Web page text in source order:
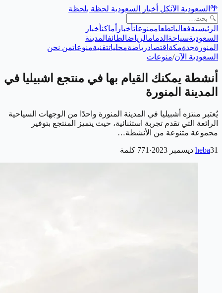
🌴 السعودية الآنكل أخبار السعودية لحظة بلحظة
الرئيسيةفعالياتطعاممنوعاتأخبار أماكنأخبار
السعوديةسياحة الدمامالرياضالطائفالمدينة
المنورةجدةمكة اقتصادرياضةمحلياتتقنيةمنوعاتمن نحن
السعودية الآن/منوعات
أنشطة يمكنك القيام بها في منتجع اشبيليا في
المدينة المنورة
يُعتبر منتزه أشبيليا في المدينة المنورة واحدًا من الوجهات السياحية
الرائعة التي تقدم تجربة استثنائية، حيث يتميز المنتجع بتوفير
مجموعة متنوعة من الأنشطة…
heba31 ديسمبر 2023 ·
771 كلمة